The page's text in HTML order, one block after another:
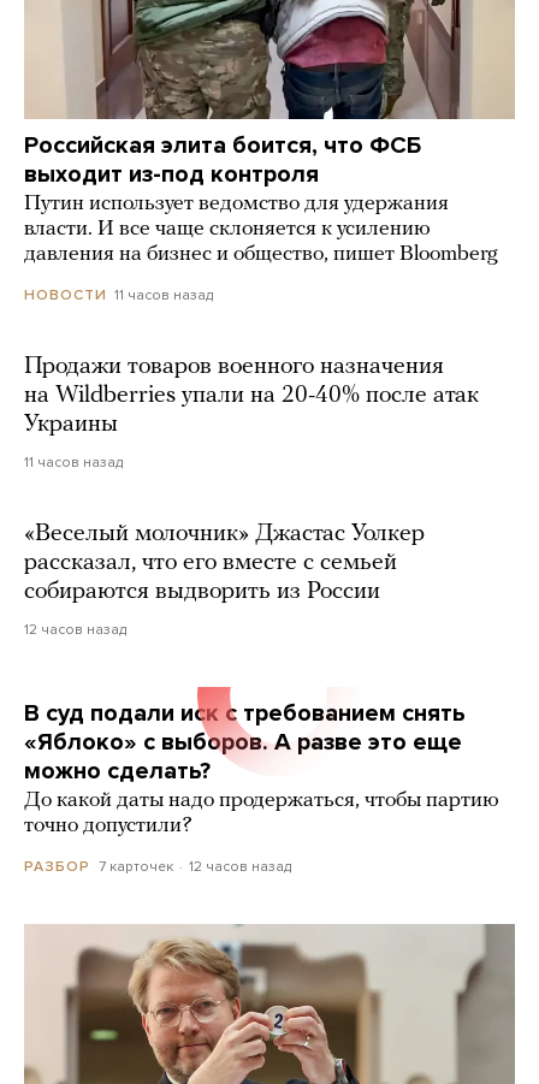
Российская элита боится, что ФСБ
выходит из-под контроля
Путин использует ведомство для удержания
власти. И все чаще склоняется к усилению
давления на бизнес и общество, пишет Bloomberg
НОВОСТИ 11 часов назад
Продажи товаров военного назначения
на Wildberries упали на 20-40% после атак
Украины
11 часов назад
«Веселый молочник» Джастас Уолкер
рассказал, что его вместе с семьей
собираются выдворить из России
12 часов назад
В суд подали иск с требованием снять
«Яблоко» с выборов. А разве это еще
можно сделать?
До какой даты надо продержаться, чтобы партию
точно допустили?
РАЗБОР 7 карточек 12 часов назад